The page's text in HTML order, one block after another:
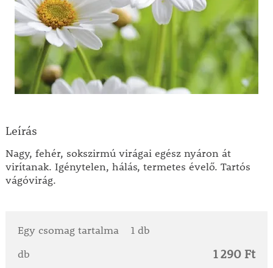
Leírás
Nagy, fehér, sokszirmú virágai egész nyáron át
virítanak. Igénytelen, hálás, termetes évelő. Tartós
vágóvirág.
Egy csomag tartalma
1 db
db
1 290 Ft